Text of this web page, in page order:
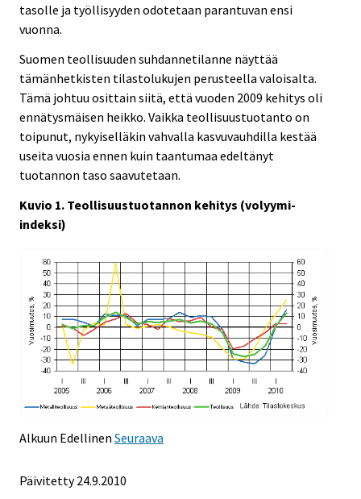
tasolle ja työllisyyden odotetaan parantuvan ensi
vuonna.
Suomen teollisuuden suhdannetilanne näyttää
tämänhetkisten tilastolukujen perusteella valoisalta.
Tämä johtuu osittain siitä, että vuoden 2009 kehitys oli
ennätysmäisen heikko. Vaikka teollisuustuotanto on
toipunut, nykyiselläkin vahvalla kasvuvauhdilla kestää
useita vuosia ennen kuin taantumaa edeltänyt
tuotannon taso saavutetaan.
Kuvio 1. Teollisuustuotannon kehitys (volyymi-
indeksi)
Alkuun Edellinen Seuraava
Päivitetty24.9.2010